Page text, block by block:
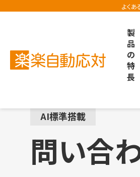
よくあ
製
品
の
特
長
AI標準搭載
問い合